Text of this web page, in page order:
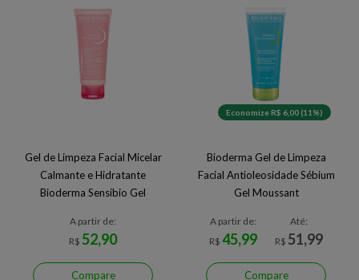
Gel de Limpeza Facial Micelar
Calmante e Hidratante
Bioderma Sensibio Gel
A partir de:
R$ 52,90
Compare
Economize R$ 6,00 (11%)
Bioderma Gel de Limpeza
Facial Antioleosidade Sébium
Gel Moussant
A partir de:
R$45,99
Até:
R$ 51,99
Compare